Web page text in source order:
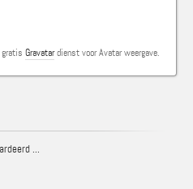
Gravatardienst voor Avatar weergave.
...